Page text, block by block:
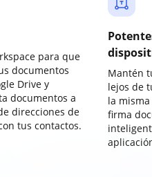
para que
documentos
Drive y
documentos a
direcciones de
tus contactos.
Mantén
lejos de
la
firma